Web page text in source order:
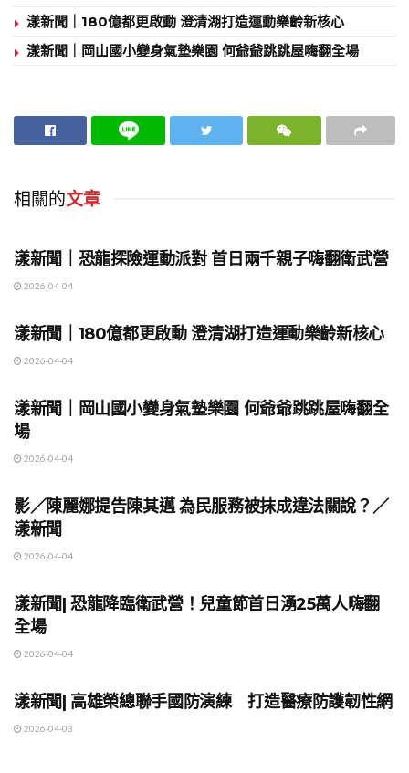
漾新聞｜180億都更啟動 澄清湖打造運動樂齡新核心
漾新聞｜岡山國小變身氣墊樂園 何爺爺跳跳屋嗨翻全場
相關的文章
漾新聞｜恐龍探險運動派對 首日兩千親子嗨翻衛武營
2026-04-04
漾新聞｜180億都更啟動 澄清湖打造運動樂齡新核心
2026-04-04
漾新聞｜岡山國小變身氣墊樂園 何爺爺跳跳屋嗨翻全
場
2026-04-04
影／陳麗娜提告陳其邁 為民服務被抹成違法關說？／
漾新聞
2026-04-04
漾新聞| 恐龍降臨衛武營！兒童節首日湧25萬人嗨翻
全場
2026-04-04
漾新聞| 高雄榮總聯手國防演練 打造醫療防護韌性網
2026-04-03